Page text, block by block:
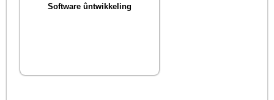
Software ûntwikkeling